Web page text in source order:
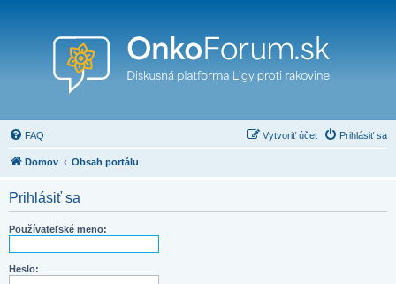
FAQ Prihlásiť sa
Vytvoriť účet
Domov Obsah portálu
Prihlásiť sa
Používateľské meno:
Heslo: